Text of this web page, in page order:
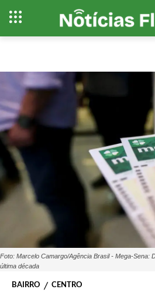
Foto: Marcelo Camargo/Agência Brasil - Mega-Sena:
última década
BAIRRO CENTRO